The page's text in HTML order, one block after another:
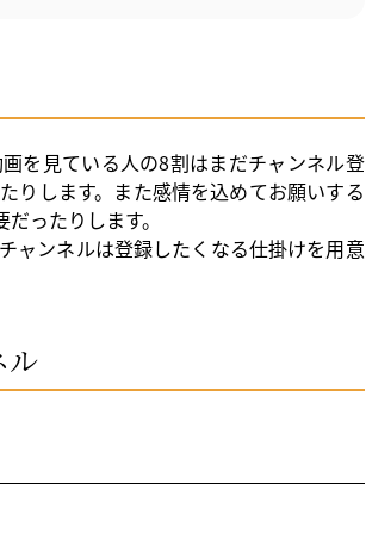
を見ている人の8割はまだチャンネル登
りします。また感情を込めてお願いする
ったりします。
ャンネルは登録したくなる仕掛けを用意
ル